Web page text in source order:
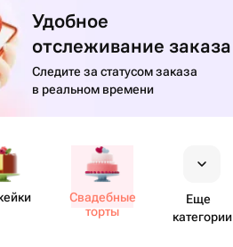
Удобное
отслеживание заказа
Следите за статусом заказа
в реальном времени
Свадебные
торты
Еще
категории